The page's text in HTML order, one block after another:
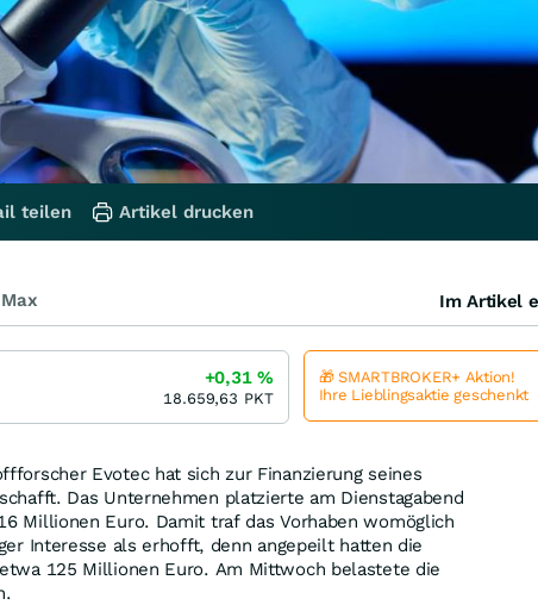
Evotec hat sich zur Finanzierung seines
Das Unternehmen platzierte am Dienstagabend
Millionen Euro. Damit traf das Vorhaben womöglich
Interesse als erhofft, denn angepeilt hatten die
125 Millionen Euro. Am Mittwoch belastete die
teilen Artikel drucken
Max Im Artikel
+0,31 %
18.659,63 PKT
🎁 SMARTBROKER+ Aktion!
Ihre Lieblingsaktie geschenkt